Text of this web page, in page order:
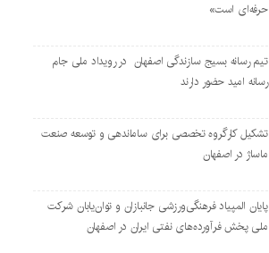
حرفه‌ای است»
تیم رسانه بسیج سازندگی اصفهان در رویداد ملی جام
رسانه امید حضور دارند
تشکیل کارگروه تخصصی برای ساماندهی و توسعه صنعت
ماساژ در اصفهان
پایان المپیاد فرهنگی‌ورزشی جانبازان و توان‌یابان شرکت
ملی پخش فرآورده‌های نفتی ایران در اصفهان